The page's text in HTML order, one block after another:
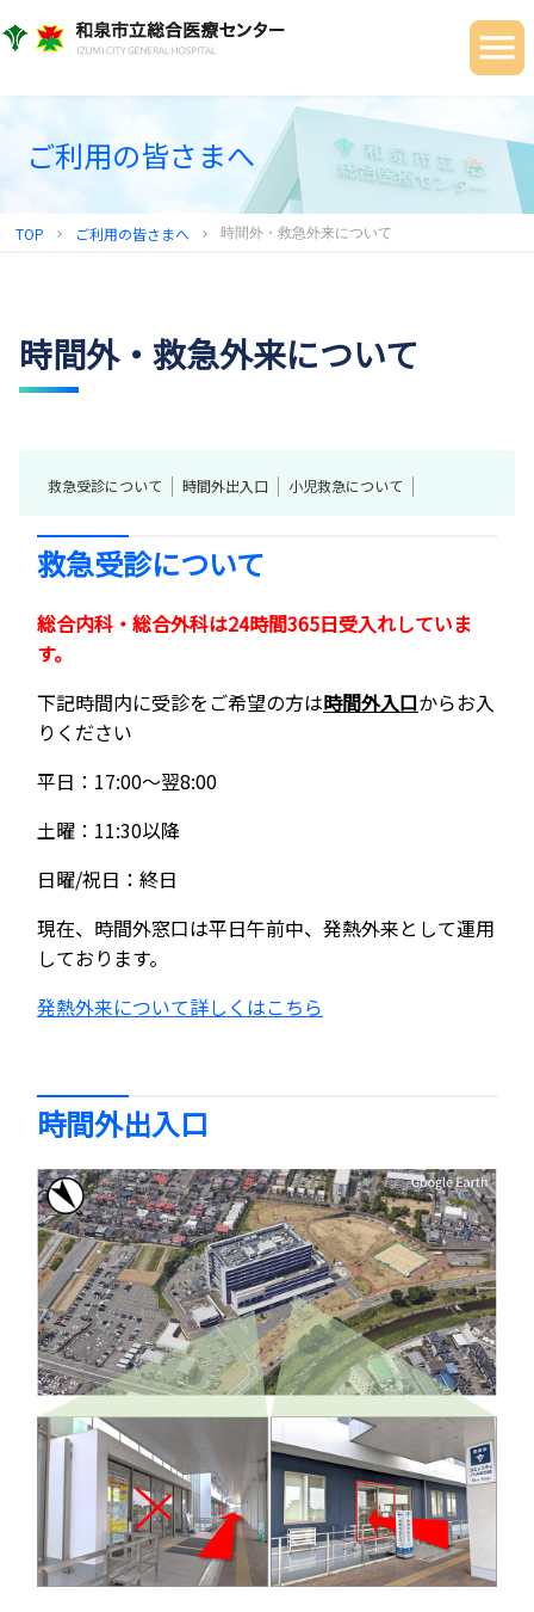
地域連携センター
ご利用の皆さまへ
TOP chevron_right ご利用の皆さまへ chevron_right 時間外・救急外来について
時間外・救急外来について
救急受診について 時間外出入口 小児救急について
救急受診について
総合内科・総合外科は24時間365日受入れしていま
す。
下記時間内に受診をご希望の方は時間外入口からお入
りください
平日：17:00～翌8:00
土曜：11:30以降
日曜/祝日：終日
現在、時間外窓口は平日午前中、発熱外来として運用
しております。
発熱外来について詳しくはこちら
時間外出入口